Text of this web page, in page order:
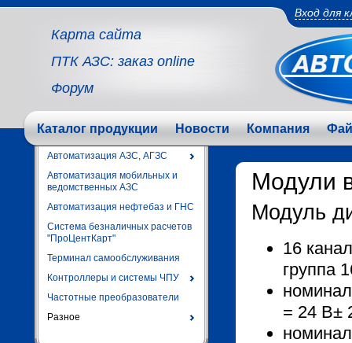
Карта сайта
ПТК АЗС: заказ online
Форум
Вход для
Каталог продукции Новости Компания
Автоматизация АЗС, АГЗС
Автоматизация мобильных и
ведомственных АЗС
Автоматизация нефтебаз и ГНС
Система безналичных расчетов
"ПроЦентКарт"
Терминал самообслуживания
Контроллеры и системы ЧПУ
Частотные преобразователи
Разное
Модули
Модуль
16
группа
= 24 В±